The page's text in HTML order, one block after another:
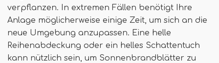
verpflanzen. In extremen Fällen benötigt Ihre
Anlage möglicherweise einige Zeit, um sich an die
neue Umgebung anzupassen. Eine helle
Reihenabdeckung oder ein helles Schattentuch
kann nützlich sein, um Sonnenbrandblätter zu